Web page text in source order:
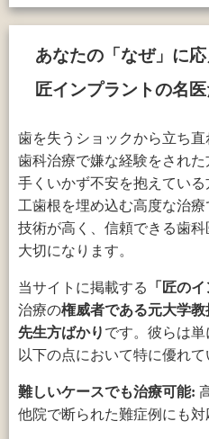
あなたの「なぜ」に応
匠インプラントの名
歯を失うショックから立ち
歯科治療で嫌な経験をされ
手くいかず不安を抱えてい
工歯根を埋め込む高度な治
技術が高く、信頼できる歯
大切になります。
当サイトに掲載する 「匠の
治療の権威者である元大学
先生方ばかり です。彼らは単
以下の点において特に優れて
難しいケースでも治療可能:
他院で断られた難症例にも対